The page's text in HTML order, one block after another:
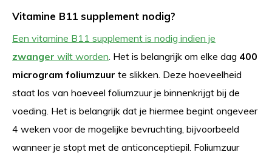
Vitamine B11 supplement nodig?
Een vitamine B11 supplement is nodig indien je
zwanger wilt worden . Het is belangrijk om elke dag 400
microgram foliumzuur te slikken. Deze hoeveelheid
staat los van hoeveel foliumzuur je binnenkrijgt bij de
voeding. Het is belangrijk dat je hiermee begint ongeveer
4 weken voor de mogelijke bevruchting, bijvoorbeeld
wanneer je stopt met de anticonceptiepil. Foliumzuur